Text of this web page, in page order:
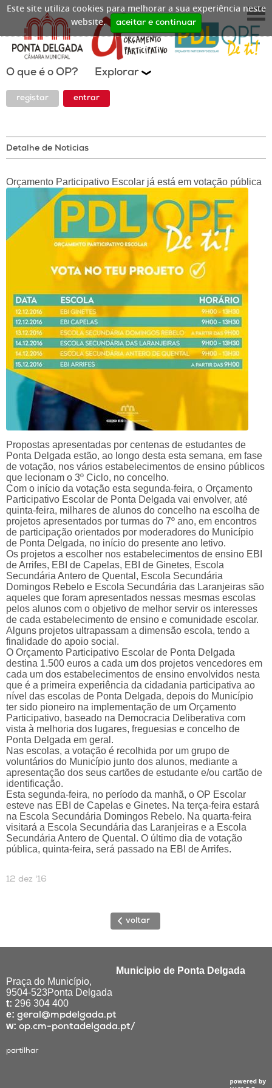
Este site utiliza cookies para melhorar a sua experiência neste
website.
aceitar e continuar
O que é o OP? Explorar
registar entrar
Detalhe de Noticias
Orçamento Participativo Escolar já está em votação pública
Propostas apresentadas por centenas de estudantes de
Ponta Delgada estão, ao longo desta esta semana, em fase
de votação, nos vários estabelecimentos de ensino públicos
que lecionam o 3º Ciclo, no concelho.
Com o início da votação esta segunda-feira, o Orçamento
Participativo Escolar de Ponta Delgada vai envolver, até
quinta-feira, milhares de alunos do concelho na escolha de
projetos apresentados por turmas do 7º ano, em encontros
de participação orientados por moderadores do Município
de Ponta Delgada, no início do presente ano letivo.
Os projetos a escolher nos estabelecimentos de ensino EBI
de Arrifes, EBI de Capelas, EBI de Ginetes, Escola
Secundária Antero de Quental, Escola Secundária
Domingos Rebelo e Escola Secundária das Laranjeiras são
aqueles que foram apresentados nessas mesmas escolas
pelos alunos com o objetivo de melhor servir os interesses
de cada estabelecimento de ensino e comunidade escolar.
Alguns projetos ultrapassam a dimensão escola, tendo a
finalidade do apoio social.
O Orçamento Participativo Escolar de Ponta Delgada
destina 1.500 euros a cada um dos projetos vencedores em
cada um dos estabelecimentos de ensino envolvidos nesta
que é a primeira experiência da cidadania participativa ao
nível das escolas de Ponta Delgada, depois do Município
ter sido pioneiro na implementação de um Orçamento
Participativo, baseado na Democracia Deliberativa com
vista à melhoria dos lugares, freguesias e concelho de
Ponta Delgada em geral.
Nas escolas, a votação é recolhida por um grupo de
voluntários do Município junto dos alunos, mediante a
apresentação dos seus cartões de estudante e/ou cartão de
identificação.
Esta segunda-feira, no período da manhã, o OP Escolar
esteve nas EBI de Capelas e Ginetes. Na terça-feira estará
na Escola Secundária Domingos Rebelo. Na quarta-feira
visitará a Escola Secundária das Laranjeiras e a Escola
Secundária Antero de Quental. O último dia de votação
pública, quinta-feira, será passado na EBI de Arrifes.
12 dez '16
voltar
Municipio de Ponta Delgada
Praça do Município,
9504-523Ponta Delgada
t: 296 304 400
e: geral@mpdelgada.pt
w: op.cm-pontadelgada.pt/
partilhar